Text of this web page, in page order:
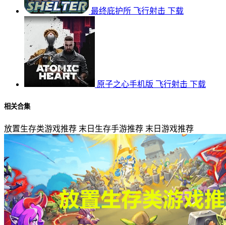
最终庇护所 飞行射击 下载
原子之心手机版 飞行射击 下载
相关合集
放置生存类游戏推荐 末日生存手游推荐 末日游戏推荐